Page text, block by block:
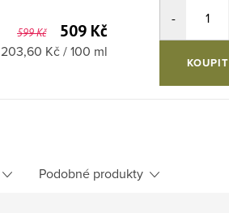
599 Kč 509 Kč
Měrná cena:
203,60 Kč / 100 ml
KOUPIT
Podobné produkty